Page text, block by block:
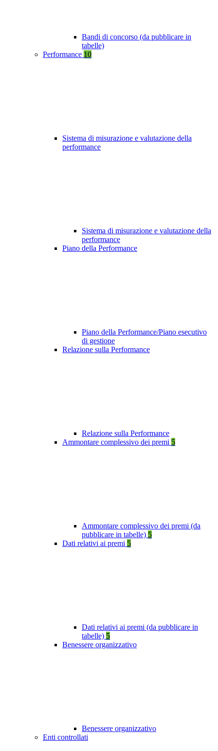
Bandi di concorso (da pubblicare in
tabelle)
Performance 10
Sistema di misurazione e valutazione della
performance
Sistema di misurazione e valutazione della
performance
Piano della Performance
Piano della Performance/Piano esecutivo
di gestione
Relazione sulla Performance
Relazione sulla Performance
Ammontare complessivo dei premi 5
Ammontare complessivo dei premi (da
pubblicare in tabelle) 5
Dati relativi ai premi 5
Dati relativi ai premi (da pubblicare in
tabelle) 5
Benessere organizzativo
Benessere organizzativo
Enti controllati